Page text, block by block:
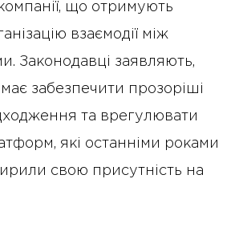
що отримують
взаємодії між
Законодавці заявляють,
забезпечити прозоріші
та врегулювати
які останніми роками
свою присутність на